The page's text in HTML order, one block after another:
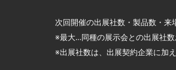
次回開催の出展社数・製品数・来
※最大…同種の展示会との出展社数
※出展社数は、出展契約企業に加